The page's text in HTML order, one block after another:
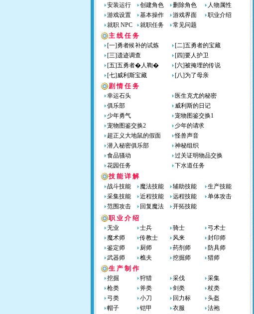
安装运行
创建角色 删除角色
人物属性
游戏设置
基本操作 游戏界面
职业介绍
就职 NPC
就职任务 常见问题
主 线 任 务
[一]勇者候补的试炼
[二]五勇者的宝藏
[三]遗迹调查
[四]要人护卫
[五]五勇者�人鞫�
[六]被掩埋的传说
[七]威利斯宝藏
[八]为了母亲
剧 情 任 务
幸运石头
医生克尤的秘密
俱乐部
威利斯的日记
少年勇气
宠物图鉴交换1
宠物图鉴交换2
少年的请求
超正义大地鼠的假面
怪兽声音
潜入秘密俱乐部
神秘组织
食品骚动
过关证明物品交换
花园任务
下水道任务
技 能 详 解
战斗技能 魔法技能 辅助技能
生产技能
采集技能
近程技能 远程技能
单体攻击
范围攻击
回复魔法 开拓技能
职 业 介 绍
无业 士兵 骑士
弓术士
魔术师
传教士 风来
封印师
鉴定师
厨师 药剂师
防具师
武器师
樵夫 挖掘师 猎师
生 产 制 作
挖掘 狩猎 采伐
采集
枪类
斧类 剑类
杖类
弓类
小刀 回力标
头盔
帽子
铠甲 衣服
法袍